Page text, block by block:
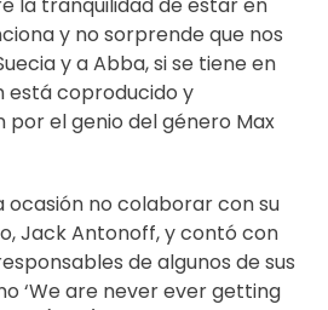
y no sorprende que nos
y a Abba, si se tiene en
está coproducido y
el genio del género Max
ocasión no colaborar con su
Jack Antonoff, y contó con
de algunos de sus
‘We are never ever getting